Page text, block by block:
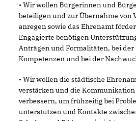
• Wir wollen Bürgerinnen und
beteiligen und zur Übernahme von
anregen sowie das Ehrenamt
Engagierte benötigen
Anträgen und Formalitäten, bei
Kompetenzen und bei der
• Wir wollen die städtische
verstärken und die
verbessern, um frühzeitig bei
unterstützen und Kontakte